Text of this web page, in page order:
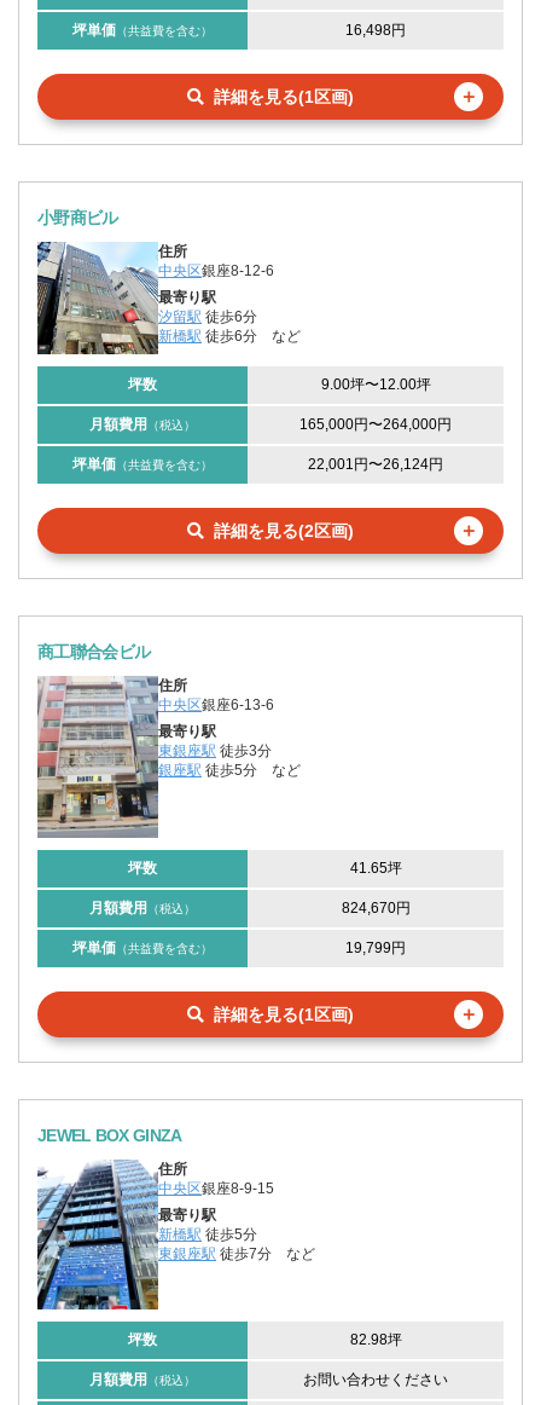
坪単価 （共益費を含む） 16,498円
詳細を見る(1区画) ＋
小野商ビル
住所
中央区銀座8-12-6
最寄り駅
汐留駅 徒歩6分
新橋駅 徒歩6分 など
坪数 9.00坪〜12.00坪
月額費用 （税込） 165,000円〜264,000円
坪単価 （共益費を含む） 22,001円〜26,124円
詳細を見る(2区画) ＋
商工聯合会ビル
住所
中央区銀座6-13-6
最寄り駅
東銀座駅 徒歩3分
銀座駅 徒歩5分 など
坪数 41.65坪
月額費用 （税込） 824,670円
坪単価 （共益費を含む） 19,799円
詳細を見る(1区画) ＋
JEWEL BOX GINZA
住所
中央区銀座8-9-15
最寄り駅
新橋駅 徒歩5分
東銀座駅 徒歩7分 など
坪数 82.98坪
月額費用 （税込） お問い合わせください